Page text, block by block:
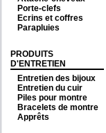
Porte-clefs
Ecrins et coffres
Parapluies
PRODUITS
D'ENTRETIEN
Entretien des bijoux
Entretien du cuir
Piles pour montre
Bracelets de montre
Apprêts